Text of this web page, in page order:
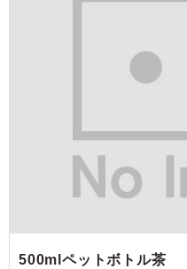
500mlペットボトル茶